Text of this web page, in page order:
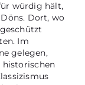
würdig hält,
Dort, wo
Im
gelegen,
historischen